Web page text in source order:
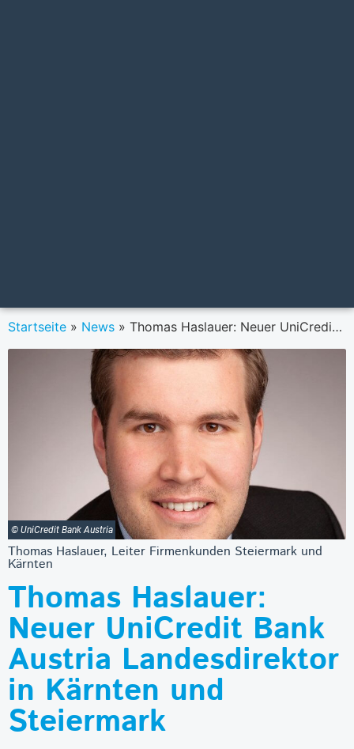
Startseite » News » Thomas Haslauer: Neuer UniCredit Bank Austria Landesdirektor in Kärnten und Steiermark
© UniCredit Bank Austria
Thomas Haslauer, Leiter Firmenkunden Steiermark und
Kärnten
Thomas Haslauer:
Neuer UniCredit Bank
Austria Landesdirektor
in Kärnten und
Steiermark